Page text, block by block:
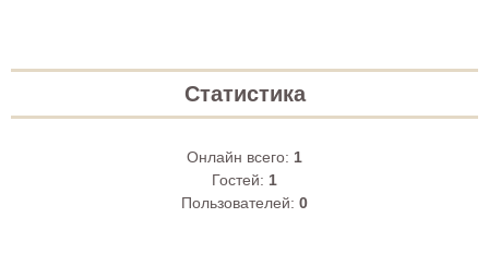
Статистика
Онлайн всего: 1
Гостей: 1
Пользователей: 0